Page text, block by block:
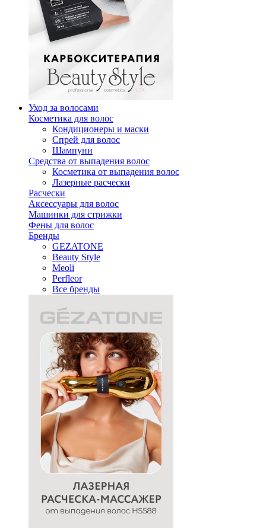
Уход за волосами
Косметика для волос
Кондиционеры и маски
Спрей для волос
Шампуни
Средства от выпадения волос
Косметика от выпадения волос
Лазерные расчески
Расчески
Аксессуары для волос
Машинки для стрижки
Фены для волос
Бренды
GEZATONE
Beauty Style
Meoli
Perfleor
Все бренды